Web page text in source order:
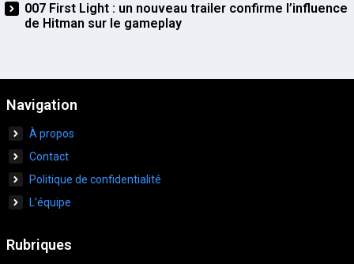
007 First Light : un nouveau trailer confirme l’influence
de Hitman sur le gameplay
Navigation
À propos
Contact
Politique de confidentialité
L’équipe
Rubriques